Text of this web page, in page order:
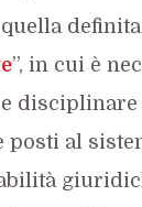
definita
”, in cui è
posti al